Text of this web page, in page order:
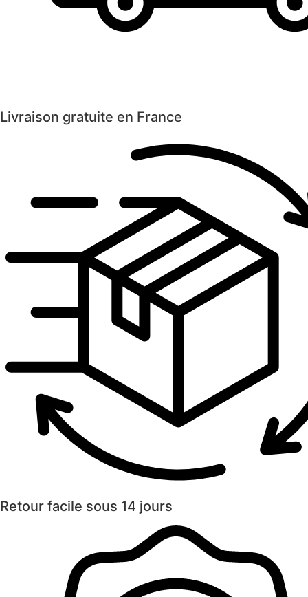
Livraison gratuite en France
Retour facile sous 14 jours